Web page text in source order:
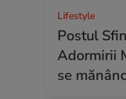
Lifestyle
Postul
Adormirii
se